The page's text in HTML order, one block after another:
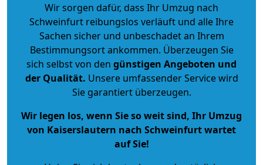
Wir sorgen dafür, dass Ihr Umzug nach
Schweinfurt reibungslos verläuft und alle Ihre
Sachen sicher und unbeschadet an Ihrem
Bestimmungsort ankommen. Überzeugen Sie
sich selbst von den günstigen Angeboten und
der Qualität. Unsere umfassender Service wird
Sie garantiert überzeugen.
Wir legen los, wenn Sie so weit sind, Ihr Umzug
von Kaiserslautern nach Schweinfurt wartet
auf Sie!